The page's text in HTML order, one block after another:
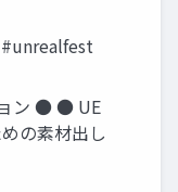
ン ● ● UE
の素材出し